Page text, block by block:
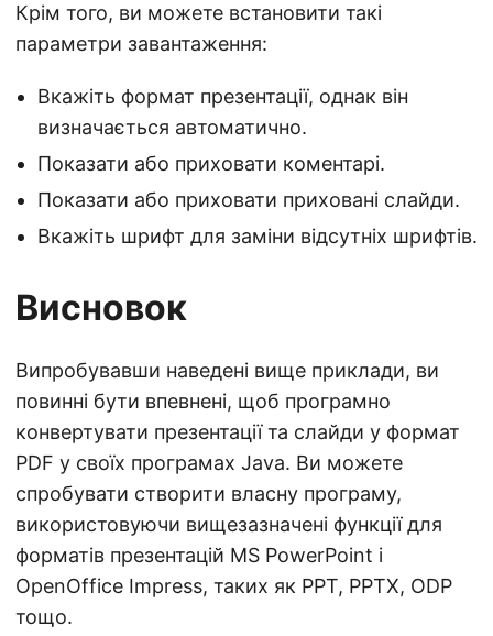
Крім того, ви можете встановити такі
параметри завантаження:
Вкажіть формат презентації, однак він
визначається автоматично.
Показати або приховати коментарі.
Показати або приховати приховані слайди.
Вкажіть шрифт для заміни відсутніх шрифтів.
Висновок
Випробувавши наведені вище приклади, ви
повинні бути впевнені, щоб програмно
конвертувати презентації та слайди у формат
PDF у своїх програмах Java. Ви можете
спробувати створити власну програму,
використовуючи вищезазначені функції для
форматів презентацій MS PowerPoint і
OpenOffice Impress, таких як PPT, PPTX, ODP
тощо.